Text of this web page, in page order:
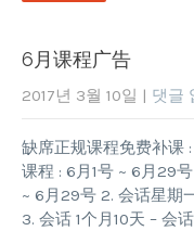
6月课程广告
2017년 3월 10일 | 댓글
缺席正规课程免费补课
课程 : 6月1号 ~ 6月29
~ 6月29号 2. 会话星期
3. 会话 1个月10天 – 会